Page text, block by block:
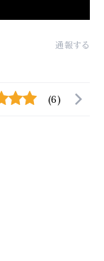
通報する
(6)